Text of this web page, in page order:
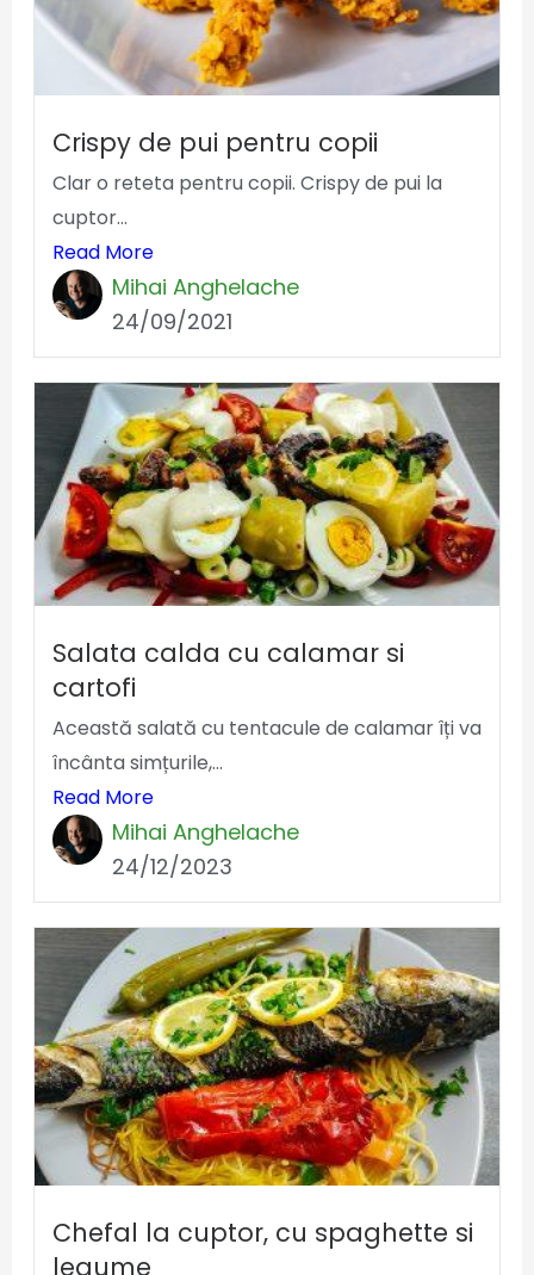
Crispy de pui pentru copii
Clar o reteta pentru copii. Crispy de pui la
cuptor...
Read More
Mihai Anghelache
24/09/2021
Salata calda cu calamar si
cartofi
Această salată cu tentacule de calamar îți va
încânta simțurile,...
Read More
Mihai Anghelache
24/12/2023
Chefal la cuptor, cu spaghette si
legume